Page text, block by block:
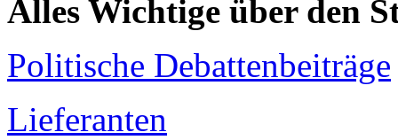
Alles Wichtige über den
Politische Debattenbeiträge
Lieferanten